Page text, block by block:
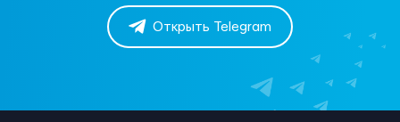
Открыть Telegram